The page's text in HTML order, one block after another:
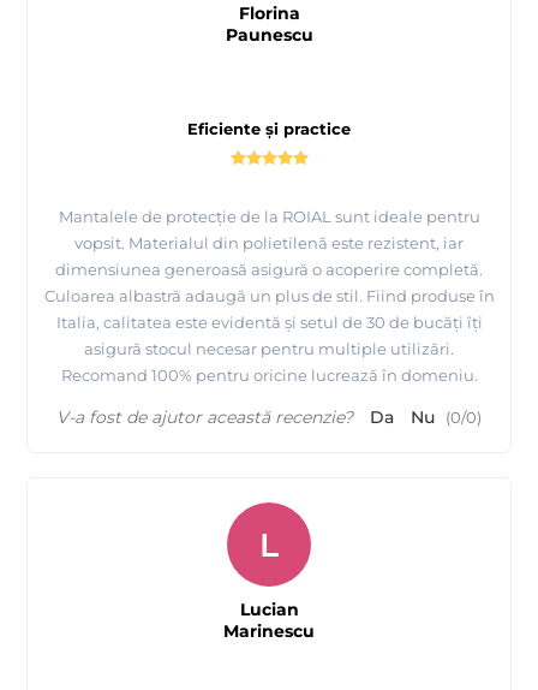
Eficiente și practice
Mantalele de protecție de la ROIAL sunt ideale pentru
vopsit. Materialul din polietilenă este rezistent, iar
dimensiunea generoasă asigură o acoperire completă.
Culoarea albastră adaugă un plus de stil. Fiind produse în
Italia, calitatea este evidentă și setul de 30 de bucăți îți
asigură stocul necesar pentru multiple utilizări.
Recomand 100% pentru oricine lucrează în domeniu.
Florina
Paunescu
V-a fost de ajutor această recenzie? Da Nu (0/0)
L
Lucian
Marinescu